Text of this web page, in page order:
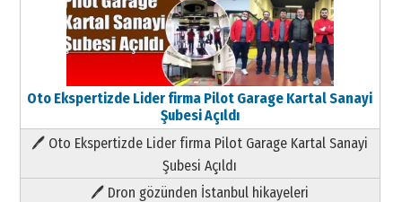
Oto Ekspertizde Lider firma Pilot Garage Kartal Sanayi
Şubesi Açıldı
🖊 Oto Ekspertizde Lider firma Pilot Garage Kartal Sanayi
Şubesi Açıldı
🖊 Dron gözünden İstanbul hikayeleri